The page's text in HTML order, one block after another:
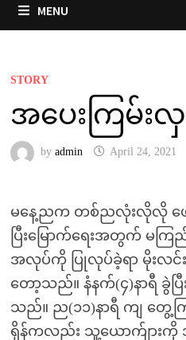
MENU
STORY
အပေးကြမ်း
by admin April 24, 2021
မနေ့ညက တစ်ညလုံးလိုလို ဖေ
ပြီးမြောက်ရေးအတွက် မက
အလုပ်ကို ပြုလုပ်ခဲ့ရာ မိုးလင်း
တော့သည်။ နံနက်(၄)နာရီ ခွဲပ
သည်။ ည(၁၁)နာရီ ကျ တွေ့က
ရှိန်ကလည်း သူ့ယောက်ျားကို